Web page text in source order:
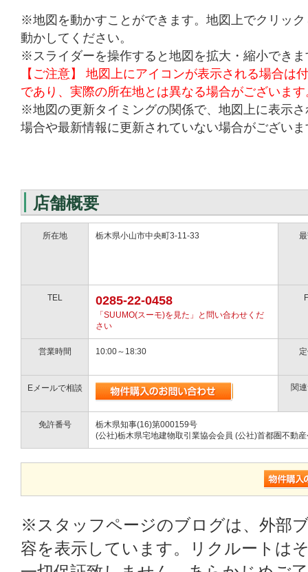
※地図を動かすことができます。地図上でクリッ
動かしてください。
※スライダーを操作すると地図を拡大・縮小できま
【ご注意】 地図上にアイコンが表示される場合は
であり、実際の所在地とは異なる場合がございます
※地図の更新タイミングの関係で、地図上に表示
場合や最新情報に更新されていない場合がござい
店舗概要
所在地 栃木県小山市中央町3-11-33
TEL 0285-22-0458
「SUUMO(スーモ)を見た」と問い合わせくだ
さい
営業時間 10:00～18:30
Eメールで相談 関
免許番号
栃木県知事(16)第000159号
(公社)栃木県宅地建物取引業協会会員 (公社)首都圏不動
※スタッフページのブログは、外部
容を表示しています。リクルートは